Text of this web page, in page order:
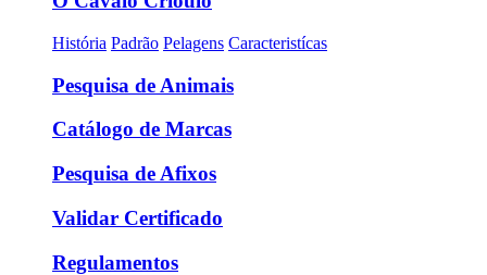
História Padrão Pelagens Caracteristícas
Pesquisa de Animais
Catálogo de Marcas
Pesquisa de Afixos
Validar Certificado
Regulamentos